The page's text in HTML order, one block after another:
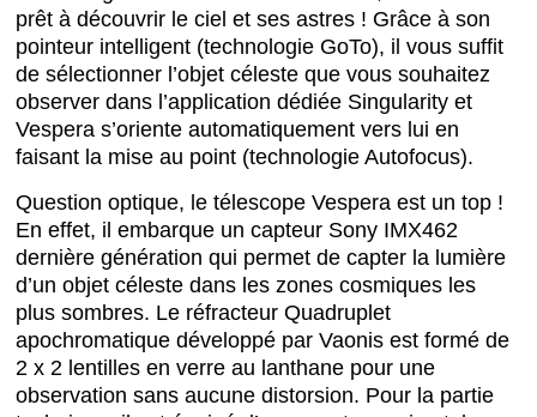
prêt à découvrir le ciel et ses astres ! Grâce à son
pointeur intelligent (technologie GoTo), il vous suffit
de sélectionner l’objet céleste que vous souhaitez
observer dans l’application dédiée Singularity et
Vespera s’oriente automatiquement vers lui en
faisant la mise au point (technologie Autofocus).
Question optique, le télescope Vespera est un top !
En effet, il embarque un capteur Sony IMX462
dernière génération qui permet de capter la lumière
d’un objet céleste dans les zones cosmiques les
plus sombres. Le réfracteur Quadruplet
apochromatique développé par Vaonis est formé de
2 x 2 lentilles en verre au lanthane pour une
observation sans aucune distorsion. Pour la partie